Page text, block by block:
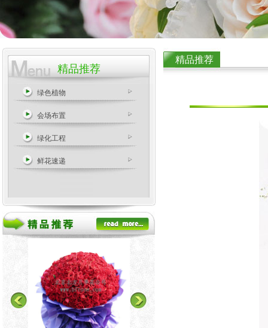
精品推荐
绿色植物
会场布置
绿化工程
鲜花速递
精品推荐